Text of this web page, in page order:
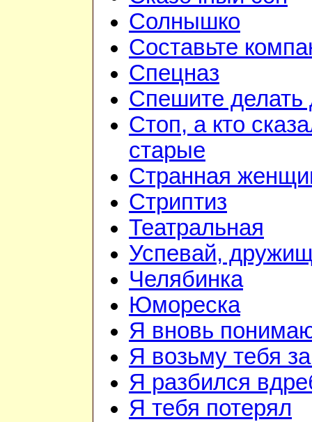
Солнышко
Составьте
Спецназ
Спешите делать
Стоп, а кто
старые
Странная
Стриптиз
Театральная
Успевай,
Челябинка
Юмореска
Я вновь
Я возьму тебя
Я разбился
Я тебя потерял